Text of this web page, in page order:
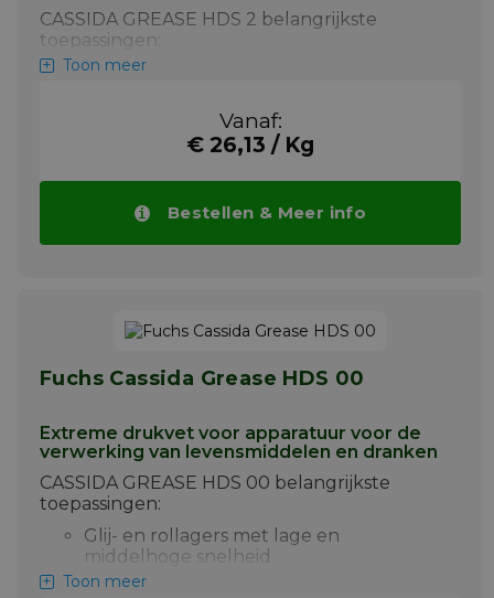
CASSIDA GREASE HDS 2 belangrijkste
toepassingen:
Glij- en rollagers met lage en
Zwaar belaste en schokbelastende
toepassingen
Verbindingen, koppelingen en
pakkingen en afdichtingen van
CASSIDA GREASE HDS 00 en 2 zijn zeer
gebruik, speciaal ontwikkeld voor de
vetsmering van machines in de
voedingsmiddelen- en drankenverwerkende
en verpakkingsindustrie. Ze zijn gebaseerd
op een aluminium complex
verdikkingsmiddel, synthetische vloeistoffen
en geselecteerde additieven gekozen
de strenge eisen van de voedings- en
Toon meer
Vanaf:
€ 26,13 / Kg
Bestellen & Meer info
Fuchs Cassida Grease HDS 00
Extreme drukvet voor apparatuur voor de
verwerking van levensmiddelen en dranken
CASSIDA GREASE HDS 00 belangrijkste
toepassingen:
Glij- en rollagers met lage en
middelhoge snelheid
Zwaar belaste en schokbelastende
Toon meer